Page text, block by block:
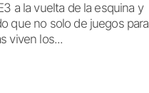
a la vuelta de la esquina y
que no solo de juegos para
viven los...